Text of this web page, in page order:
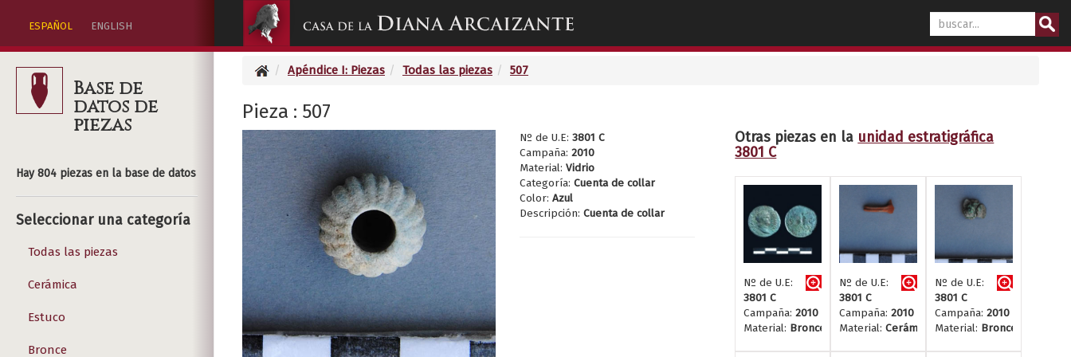
ESPAÑOL ENGLISH
Base de
datos de
piezas
Hay 804 piezas en la base de datos
Seleccionar una categoría
Todas las piezas
Cerámica
Estuco
Bronce
Apéndice I: Piezas Todas las piezas 507
Pieza : 507
Nº de U.E:3801 C
Campaña:2010
Material:Vidrio
Categoría:Cuenta de collar
Color:Azul
Descripción:Cuenta de collar
Otras piezas en la unidad estratigráfica
3801 C
Nº de U.E:
3801 C
Campaña:2010
Material: Bronce
Nº de U.E:
3801 C
Campaña:2010
Material:Cerámica
Nº de U.E:
3801 C
Campaña:2010
Material: Bronce